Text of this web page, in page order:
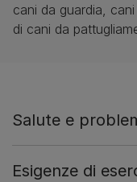
cani da guardia,
di cani da
Salute e
Esigenze di